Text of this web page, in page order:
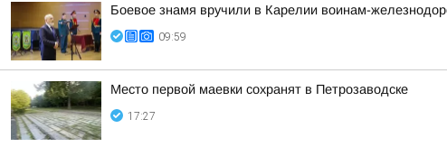
Боевое знамя вручили в Карелии воинам-
09:59
Место первой маевки сохранят в Петрозаводске
17:27